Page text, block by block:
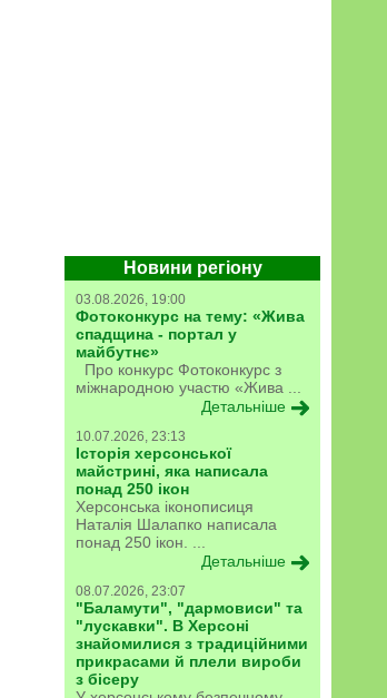
Новини регіону
03.08.2026, 19:00
Фотоконкурс на тему: «Жива
спадщина - портал у
майбутнє»
Про конкурс Фотоконкурс з
міжнародною участю «Жива ...
Детальніше
10.07.2026, 23:13
Історія херсонської
майстрині, яка написала
понад 250 ікон
Херсонська іконописиця
Наталія Шалапко написала
понад 250 ікон. ...
Детальніше
08.07.2026, 23:07
"Баламути", "дармовиси" та
"лускавки". В Херсоні
знайомилися з традиційними
прикрасами й плели вироби
з бісеру